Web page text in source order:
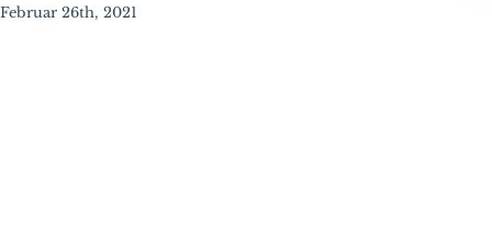
Februar 26th, 2021